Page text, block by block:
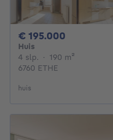
€ 195.000
Huis
4 slp. 4 slaapkamers
· 190 m²
6760 ETHE
huis